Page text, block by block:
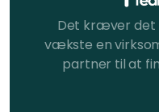
Det kræver det
vækste en
partner til at